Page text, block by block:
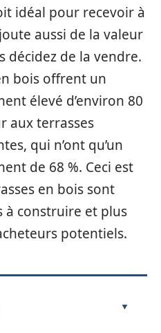
idéal pour recevoir à
aussi de la valeur
décidez de la vendre.
bois offrent un
élevé d’environ 80
aux terrasses
qui n’ont qu’un
de 68 %. Ceci est
en bois sont
à construire et plus
potentiels.